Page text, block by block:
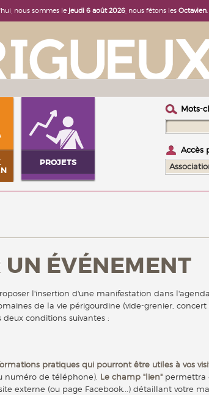
nous sommes le jeudi 6 août 2026, nous fêtons les Octavien.
PROJETS
Mots-
Accès
UN ÉVÉNEMENT
l'insertion d'une manifestation dans
de la vie périgourdine (vide-grenier, concert
conditions suivantes :
pratiques qui pourront être utiles à vos
numéro de téléphone). Le champ "lien"permettra
externe (ou page Facebook...) détaillant votre